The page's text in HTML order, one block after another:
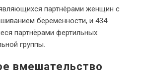
партнёрами женщин с
беременности, и 434
партнёрами фертильных
группы.
вмешательство